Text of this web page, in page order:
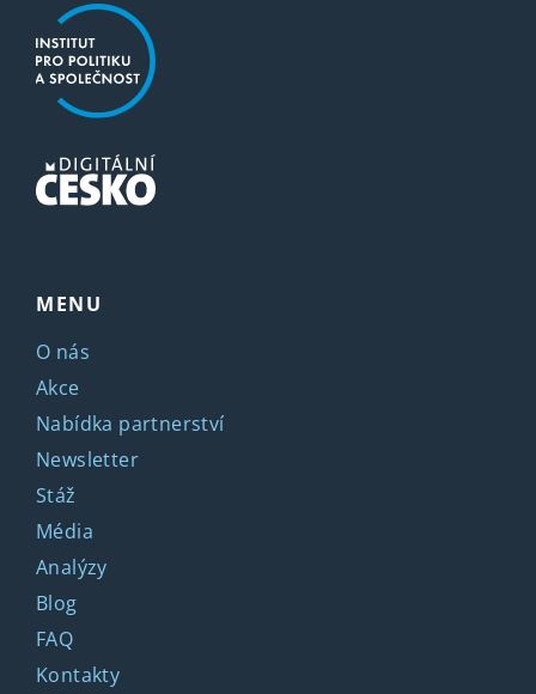
MENU
O nás
Akce
Nabídka partnerství
Newsletter
Stáž
Média
Analýzy
Blog
FAQ
Kontakty